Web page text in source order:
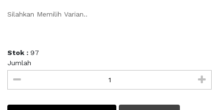
Silahkan Memilih Varian..
Stok : 97
Jumlah